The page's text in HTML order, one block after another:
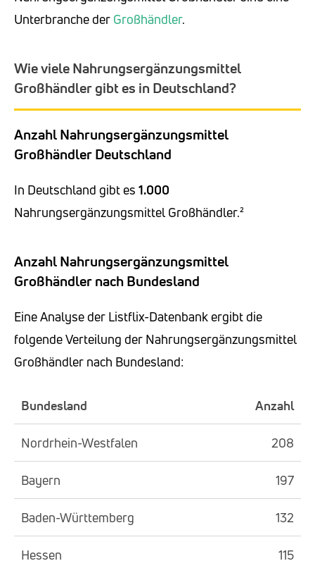
Unterbranche der Großhändler.
Wie viele Nahrungsergänzungsmittel
Großhändler gibt es in Deutschland?
Anzahl Nahrungsergänzungsmittel
Großhändler Deutschland
In Deutschland gibt es 1.000
Nahrungsergänzungsmittel Großhändler.²
Anzahl Nahrungsergänzungsmittel
Großhändler nach Bundesland
Eine Analyse der Listflix-Datenbank ergibt die
folgende Verteilung der Nahrungsergänzungsmittel
Großhändler nach Bundesland:
Bundesland Anzahl
Nordrhein-Westfalen 208
Bayern 197
Baden-Württemberg 132
Hessen 115